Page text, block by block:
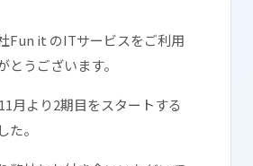
Fun it のITサービスをご利用
とうございます。
月より2期目をスタートする
た。